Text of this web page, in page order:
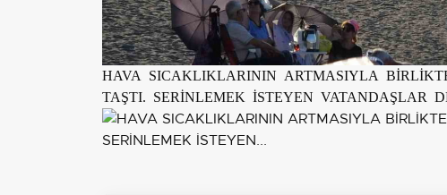
HAVA SICAKLIKLARININ ARTMASIYLA
TAŞTI. SERİNLEMEK İSTEYEN VATANDAŞLAR